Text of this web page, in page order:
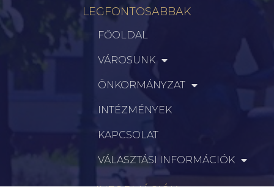
LEGFONTOSABBAK
FŐOLDAL
VÁROSUNK
ÖNKORMÁNYZAT
INTÉZMÉNYEK
KAPCSOLAT
VÁLASZTÁSI INFORMÁCIÓK